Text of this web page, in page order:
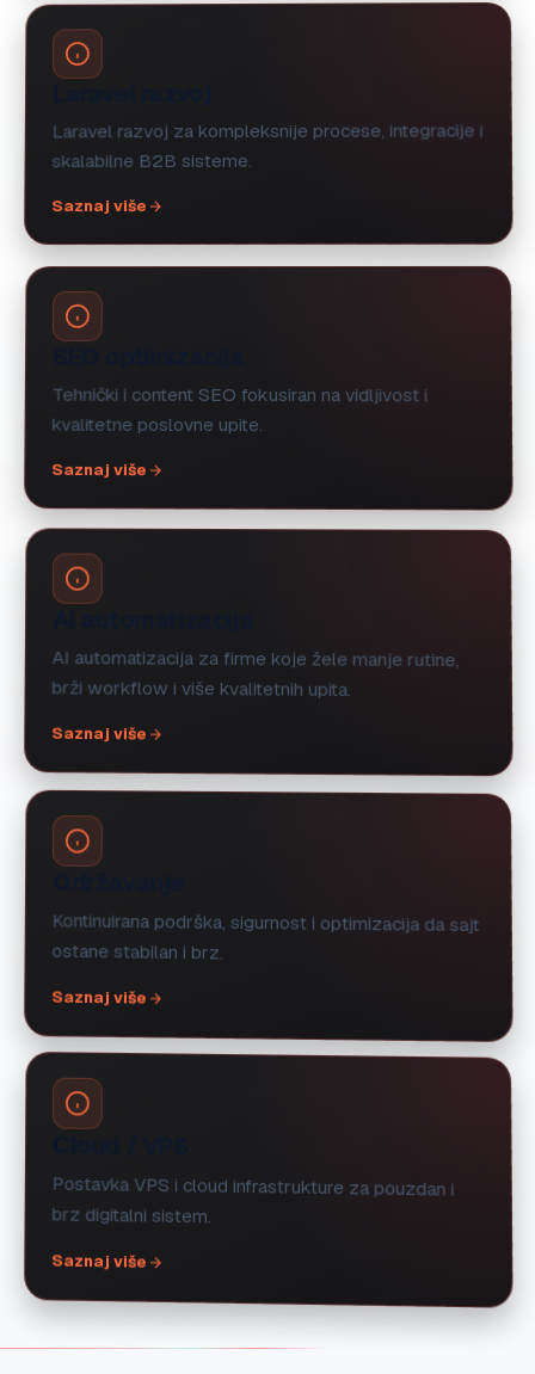
Laravel razvoj za kompleksnije procese, integracije i
skalabilne B2B sisteme.
Saznaj više
Tehnički i content SEO fokusiran na vidljivost i
kvalitetne poslovne upite.
Saznaj više
AI automatizacija za firme koje žele manje rutine,
brži workflow i više kvalitetnih upita.
Saznaj više
Kontinuirana podrška, sigurnost i optimizacija da sajt
ostane stabilan i brz.
Saznaj više
Postavka VPS i cloud infrastrukture za pouzdan i
brz digitalni sistem.
Saznaj više